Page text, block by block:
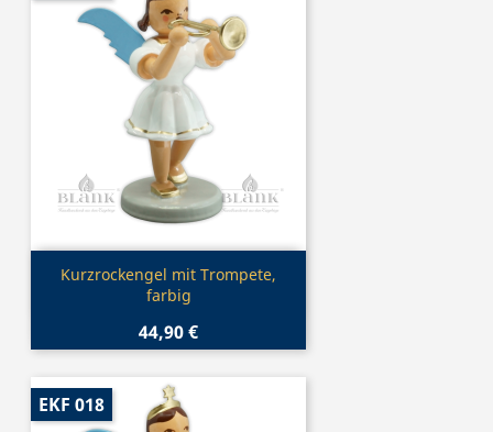
Vorschau
Kurzrockengel mit Trompete,
farbig
44,90 €
EKF 018